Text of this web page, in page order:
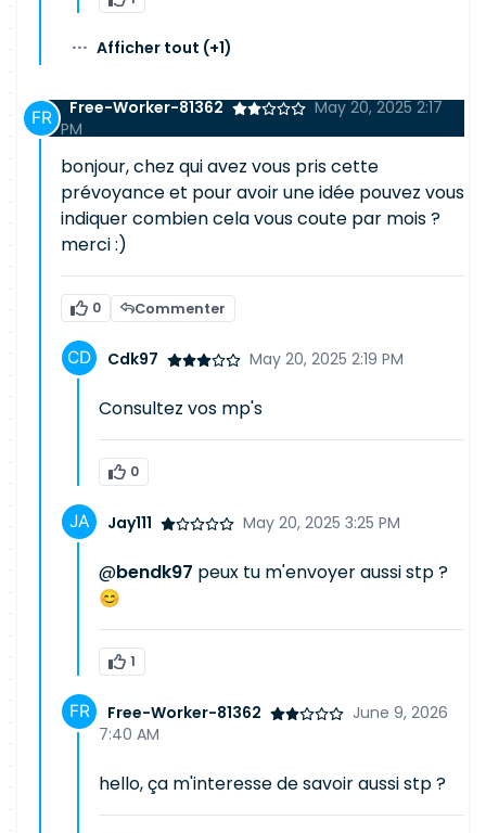
··· Afficher tout (+1)
Free-Worker-81362
May 20, 2025 2:17
PM
bonjour, chez qui avez vous pris cette
prévoyance et pour avoir une idée pouvez vous
indiquer combien cela vous coute par mois ?
merci :)
0 Commenter
Cdk97 May 20, 2025 2:19 PM
Consultez vos mp's
0
Jay111 May 20, 2025 3:25 PM
@bendk97 peux tu m'envoyer aussi stp ?
😊
1
Free-Worker-81362
June 9, 2026
7:40 AM
hello, ça m'interesse de savoir aussi stp ?